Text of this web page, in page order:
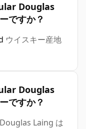
Douglas
ですか？
ウイスキー産地
Douglas
ですか？
Laing は